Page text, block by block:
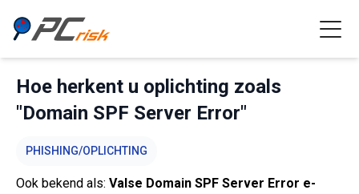
Hoe herkent u oplichting zoals
"Domain SPF Server Error"
PHISHING/OPLICHTING
Ook bekend als: Valse Domain SPF Server Error e-